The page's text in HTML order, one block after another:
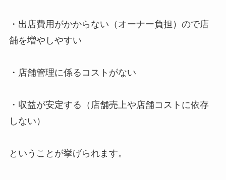
・出店費用がかからない（オーナー負担）ので店
舗を増やしやすい
・店舗管理に係るコストがない
・収益が安定する（店舗売上や店舗コストに依存
しない）
ということが挙げられます。